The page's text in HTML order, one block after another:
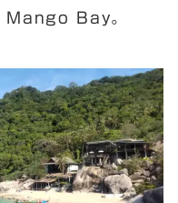
Mango Bay。